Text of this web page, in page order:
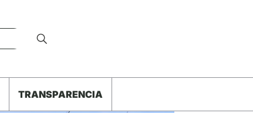
TRANSPARENCIA